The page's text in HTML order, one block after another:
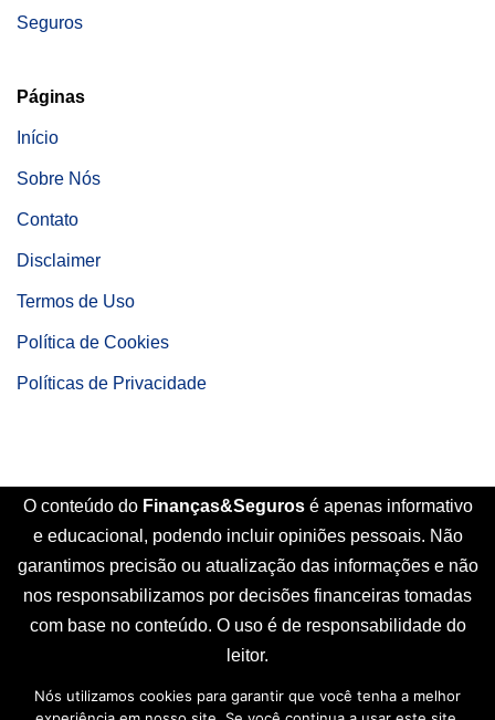
Seguros
Páginas
Início
Sobre Nós
Contato
Disclaimer
Termos de Uso
Política de Cookies
Políticas de Privacidade
O conteúdo do Finanças&Seguros é apenas informativo
e educacional, podendo incluir opiniões pessoais. Não
garantimos precisão ou atualização das informações e não
nos responsabilizamos por decisões financeiras tomadas
com base no conteúdo. O uso é de responsabilidade do
leitor.
Início Sobre Nós Contato
Disclaimer
Nós utilizamos cookies para garantir que você tenha a melhor